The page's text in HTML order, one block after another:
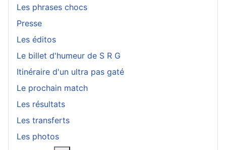
Les phrases chocs
Presse
Les éditos
Le billet d'humeur de S R G
Itinéraire d'un ultra pas gaté
Le prochain match
Les résultats
Les transferts
Les photos